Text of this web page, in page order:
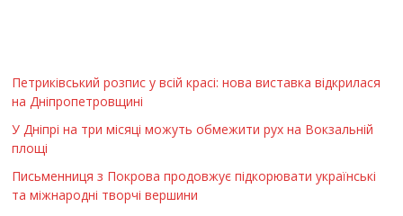
Петриківський розпис у всій красі: нова виставка відкрилася
на Дніпропетровщині
У Дніпрі на три місяці можуть обмежити рух на Вокзальній
площі
Письменниця з Покрова продовжує підкорювати українські
та міжнародні творчі вершини